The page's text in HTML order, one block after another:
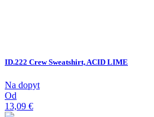
ID.222 Crew Sweatshirt, ACID LIME
Na dopyt
Od
13,09 €